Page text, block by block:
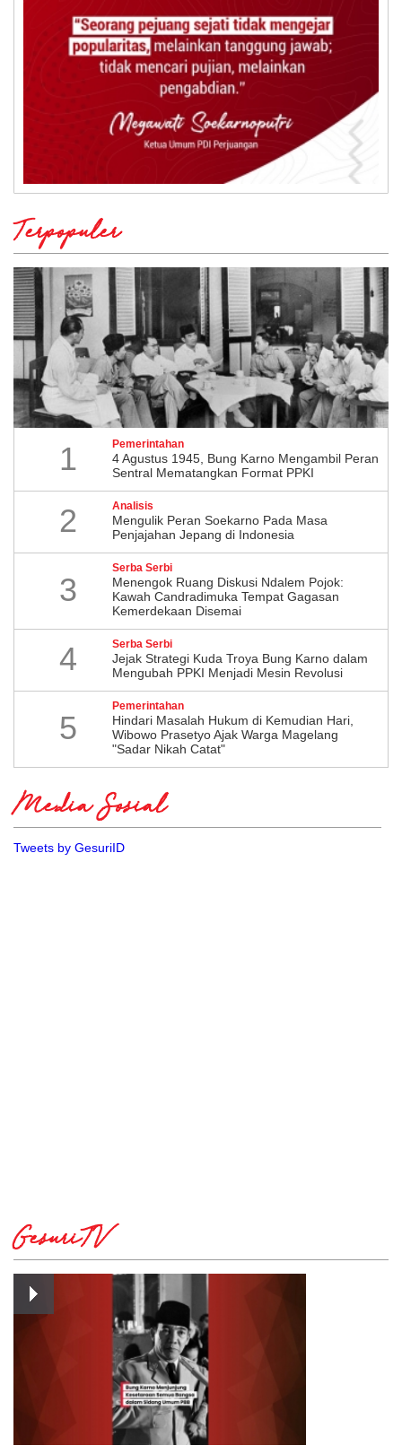
Terpopuler
1 Pemerintahan
4 Agustus 1945, Bung Karno Mengambil Peran
Sentral Mematangkan Format PPKI
2 Analisis
Mengulik Peran Soekarno Pada Masa
Penjajahan Jepang di Indonesia
3
Serba Serbi
Menengok Ruang Diskusi Ndalem Pojok:
Kawah Candradimuka Tempat Gagasan
Kemerdekaan Disemai
4 Serba Serbi
Jejak Strategi Kuda Troya Bung Karno dalam
Mengubah PPKI Menjadi Mesin Revolusi
5
Pemerintahan
Hindari Masalah Hukum di Kemudian Hari,
Wibowo Prasetyo Ajak Warga Magelang
"Sadar Nikah Catat"
Media Sosial
Tweets by GesuriID
GesuriTV